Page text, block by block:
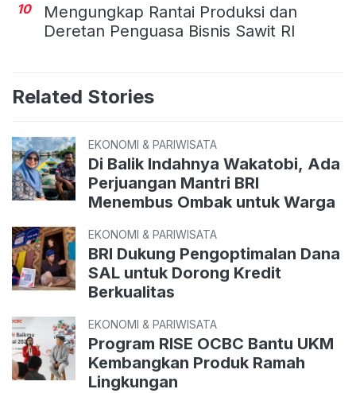
10
Mengungkap Rantai Produksi dan
Deretan Penguasa Bisnis Sawit RI
Related Stories
EKONOMI & PARIWISATA
Di Balik Indahnya Wakatobi, Ada
Perjuangan Mantri BRI
Menembus Ombak untuk Warga
EKONOMI & PARIWISATA
BRI Dukung Pengoptimalan Dana
SAL untuk Dorong Kredit
Berkualitas
EKONOMI & PARIWISATA
Program RISE OCBC Bantu UKM
Kembangkan Produk Ramah
Lingkungan